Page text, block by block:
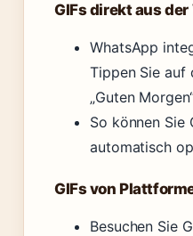
GIFs direkt aus
WhatsApp
Tippen Sie auf
„Guten
So können Sie
automatisch
GIFs von
Besuchen Sie